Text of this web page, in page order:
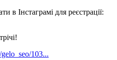
в Інстаграмі для реєстрації:
103...